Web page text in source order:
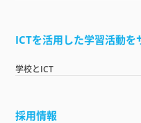
ICTを活用した学習活動を
学校とICT
採用情報